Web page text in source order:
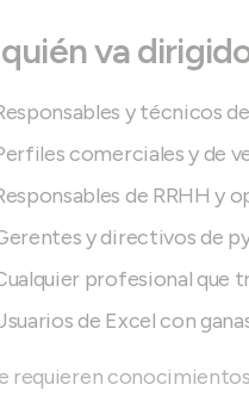
va
y técnicos
comerciales y de
de RRHH y
y directivos de
profesional que
de Excel con
requieren